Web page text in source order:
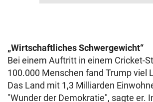
„Wirtschaftliches Schwergewicht“
Bei einem Auftritt in einem Cricket-
100.000 Menschen fand Trump viel
Das Land mit 1,3 Milliarden
"Wunder der Demokratie", sagte er.